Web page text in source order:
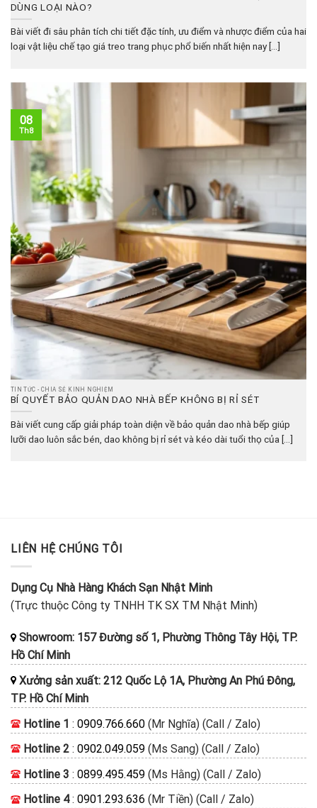
DÙNG LOẠI NÀO?
Bài viết đi sâu phân tích chi tiết đặc tính, ưu điểm và nhược điểm của hai
loại vật liệu chế tạo giá treo trang phục phổ biến nhất hiện nay [...]
TIN TỨC - CHIA SẺ KINH NGHIỆM
BÍ QUYẾT BẢO QUẢN DAO NHÀ BẾP KHÔNG BỊ RỈ SÉT
Bài viết cung cấp giải pháp toàn diện về bảo quản dao nhà bếp giúp
lưỡi dao luôn sắc bén, dao không bị rỉ sét và kéo dài tuổi thọ của [...]
08
Th8
LIÊN HỆ CHÚNG TÔI
Dụng Cụ Nhà Hàng Khách Sạn Nhật Minh
(Trực thuộc Công ty TNHH TK SX TM Nhật Minh)
Showroom: 157 Đường số 1, Phường Thông Tây Hội, TP.
Hồ Chí Minh
Xưởng sản xuất: 212 Quốc Lộ 1A, Phường An Phú Đông,
TP. Hồ Chí Minh
Hotline 1 : 0909.766.660 (Mr Nghĩa) (Call / Zalo)
Hotline 2 : 0902.049.059 (Ms Sang) (Call / Zalo)
Hotline 3 : 0899.495.459 (Ms Hằng) (Call / Zalo)
Hotline 4: 0901.293.636 (Mr Tiền) (Call / Zalo)